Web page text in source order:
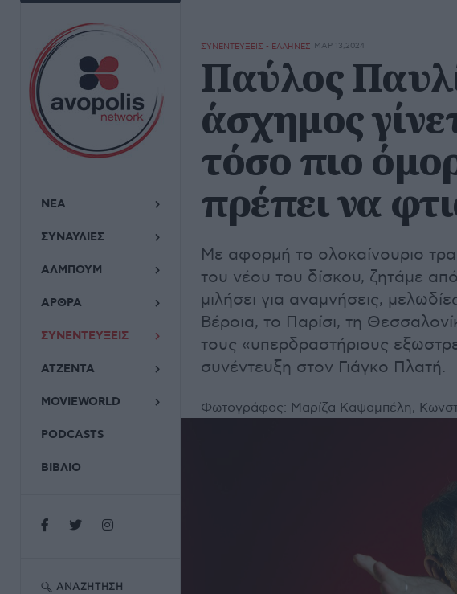
ΝΕΑ
ΣΥΝΑΥΛΙΕΣ
ΑΛΜΠΟΥΜ
ΑΡΘΡΑ
ΣΥΝΕΝΤΕΥΞΕΙΣ
ΑΤΖΕΝΤΑ
MOVIEWORLD
PODCASTS
ΒΙΒΛΙΟ
ΑΝΑΖΉΤΗΣΗ
ΣΥΝΕΝΤΕΥΞΕΙΣ - ΕΛΛΗΝΕΣ ΜΑΡ 13,2024
Παύλος
άσχημος
τόσο πιο
πρέπει να
Με αφορμή το ολοκαίνουριο
του νέου του δίσκου, ζητάμε
μιλήσει για αναμνήσεις,
Βέροια, το Παρίσι, τη
τους «υπερδραστήριους
συνέντευξη στον Γιάγκο Πλατή.
Φωτογράφος: Μαρίζα Καψαμπέλη,